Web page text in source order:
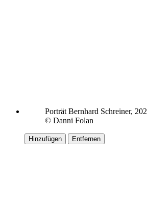
Porträt Bernhard Schreiner,
© Danni Folan
Hinzufügen Entfernen